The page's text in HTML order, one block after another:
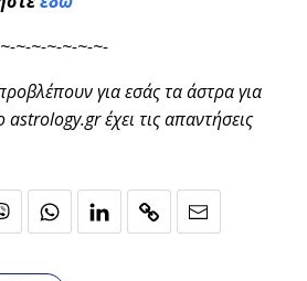
~-~-~-~-~-~-
για εσάς τα άστρα για
έχει τις απαντήσεις